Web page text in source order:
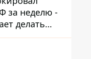
за неделю -
делать